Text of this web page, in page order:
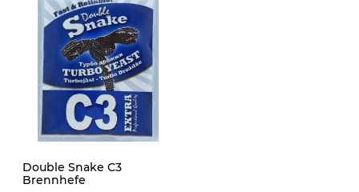
Double Snake C3
Brennhefe